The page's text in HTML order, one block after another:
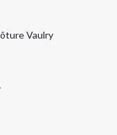
Vaulry